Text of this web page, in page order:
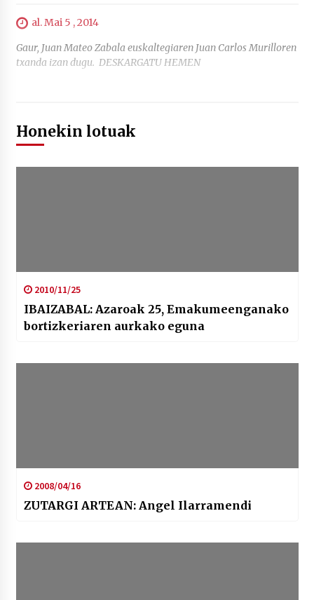
al. Mai 5 , 2014
Gaur, Juan Mateo Zabala euskaltegiaren Juan Carlos Murilloren
txanda izan dugu. DESKARGATU HEMEN
Honekin lotuak
2010/11/25
IBAIZABAL: Azaroak 25, Emakumeenganako
bortizkeriaren aurkako eguna
2008/04/16
ZUTARGI ARTEAN: Angel Ilarramendi